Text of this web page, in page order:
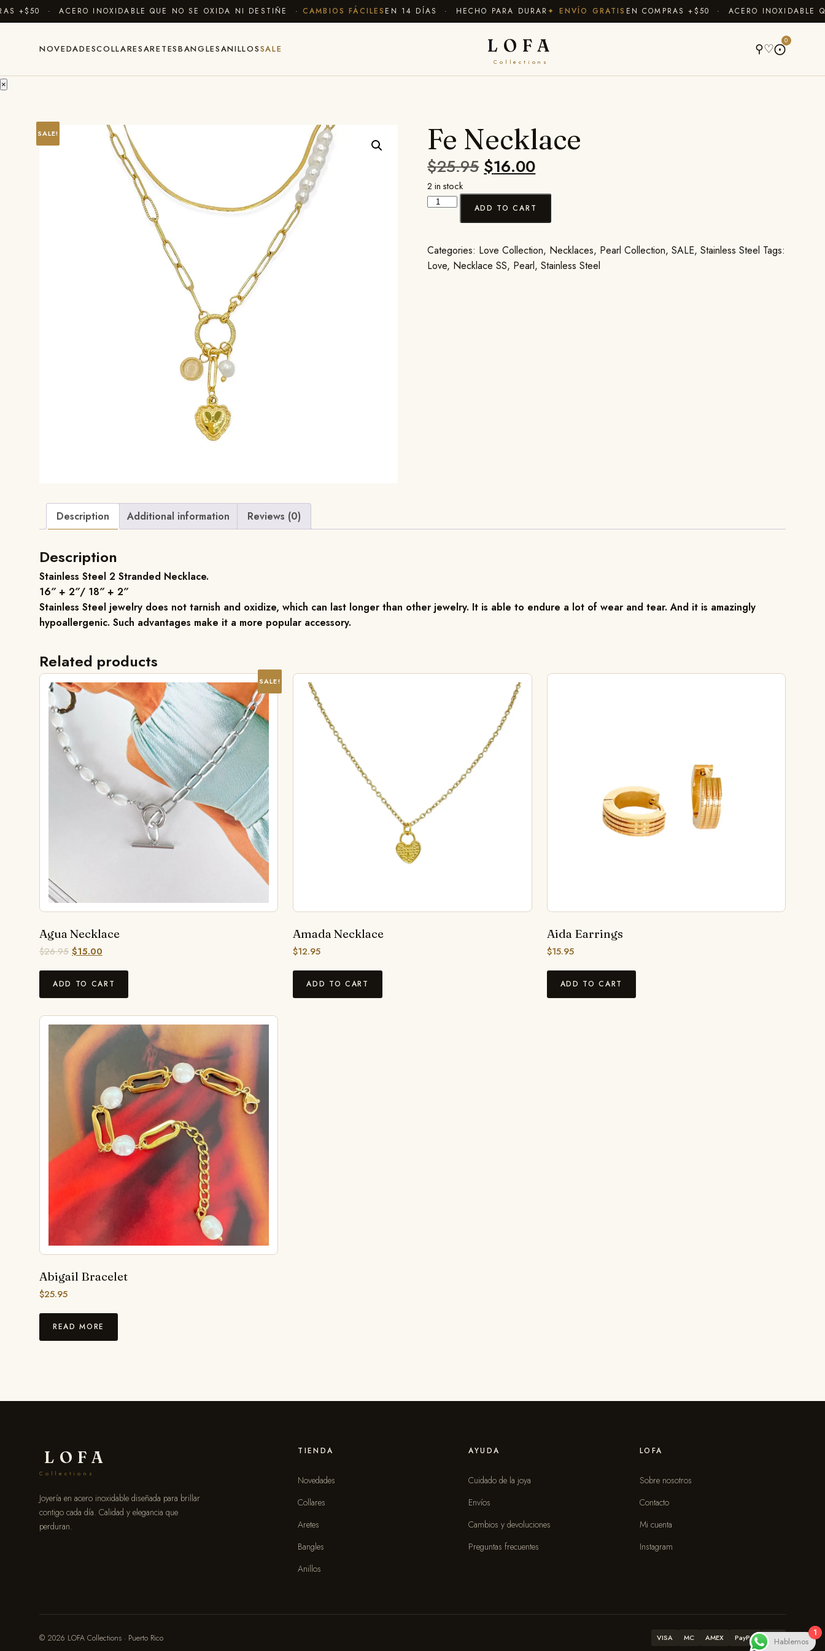
+$50 · ACERO INOXIDABLE QUE NO SE OXIDA NI DESTIÑE · CAMBIOS FÁCILESEN 14 DÍAS · HECHO PARA DURAR✦ ENVÍO GRATISEN COMPRAS +$50 · ACERO INOXIDABLE
NOVEDADESCOLLARESARETESBANGLESANILLOSSALE LOFA
Collections
⚲♡⨀
0
×
SALE! Fe Necklace
$25.95 $16.00
2 in stock
ADD TO CART
Categories: Love Collection, Necklaces, Pearl Collection,SALE,Stainless Steel Tags:
Love, Necklace SS, Pearl,Stainless Steel
Description Additional information Reviews (0)
Description
Stainless Steel 2 Stranded Necklace.
16″ + 2″/ 18″ + 2″
Stainless Steel jewelry does not tarnish and oxidize, which can last longer than other jewelry. It is able to endure a lot of wear and tear. And it is amazingly
hypoallergenic. Such advantages make it a more popular accessory.
Related products
SALE!
Agua Necklace
$26.95 $15.00
ADD TO CART
Amada Necklace
$12.95
ADD TO CART
Aida Earrings
$15.95
ADD TO CART
Abigail Bracelet
$25.95
READ MORE
LOFA
Collections
Joyería en acero inoxidable diseñada para brillar
contigo cada día. Calidad y elegancia que
perduran.
TIENDA
Novedades
Collares
Aretes
Bangles
Anillos
AYUDA
Cuidado de la joya
Envíos
Cambios y devoluciones
Preguntas frecuentes
LOFA
Sobre nosotros
Contacto
Mi cuenta
Instagram
© 2026 LOFA Collections · Puerto Rico VISA MC AMEX PayPal ATH 1
Hablemos